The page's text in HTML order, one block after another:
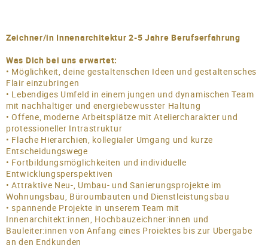
Zeichner/in Innenarchitektur 2-5 Jahre Berufserfahrung
Was Dich bei uns erwartet:
• Möglichkeit, deine gestaltenschen Ideen und gestaltensches
Flair einzubringen
• Lebendiges Umfeld in einem jungen und dynamischen Team
mit nachhaltiger und energiebewusster Haltung
• Offene, moderne Arbeitsplätze mit Ateliercharakter und
protessioneller Intrastruktur
• Flache Hierarchien, kollegialer Umgang und kurze
Entscheidungswege
• Fortbildungsmöglichkeiten und individuelle
Entwicklungsperspektiven
• Attraktive Neu-, Umbau- und Sanierungsprojekte im
Wohnungsbau, Büroumbauten und Dienstleistungsbau
• spannende Projekte in unserem Team mit
Innenarchitekt:innen, Hochbauzeichner:innen und
Bauleiter:innen von Anfang eines Proiektes bis zur Ubergabe
an den Endkunden